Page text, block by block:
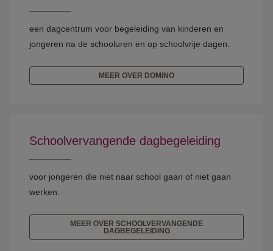
een dagcentrum voor begeleiding van kinderen en
jongeren na de schooluren en op schoolvrije dagen.
MEER OVER DOMINO
Schoolvervangende dagbegeleiding
voor jongeren die niet naar school gaan of niet gaan
werken.
MEER OVER SCHOOLVERVANGENDE
DAGBEGELEIDING